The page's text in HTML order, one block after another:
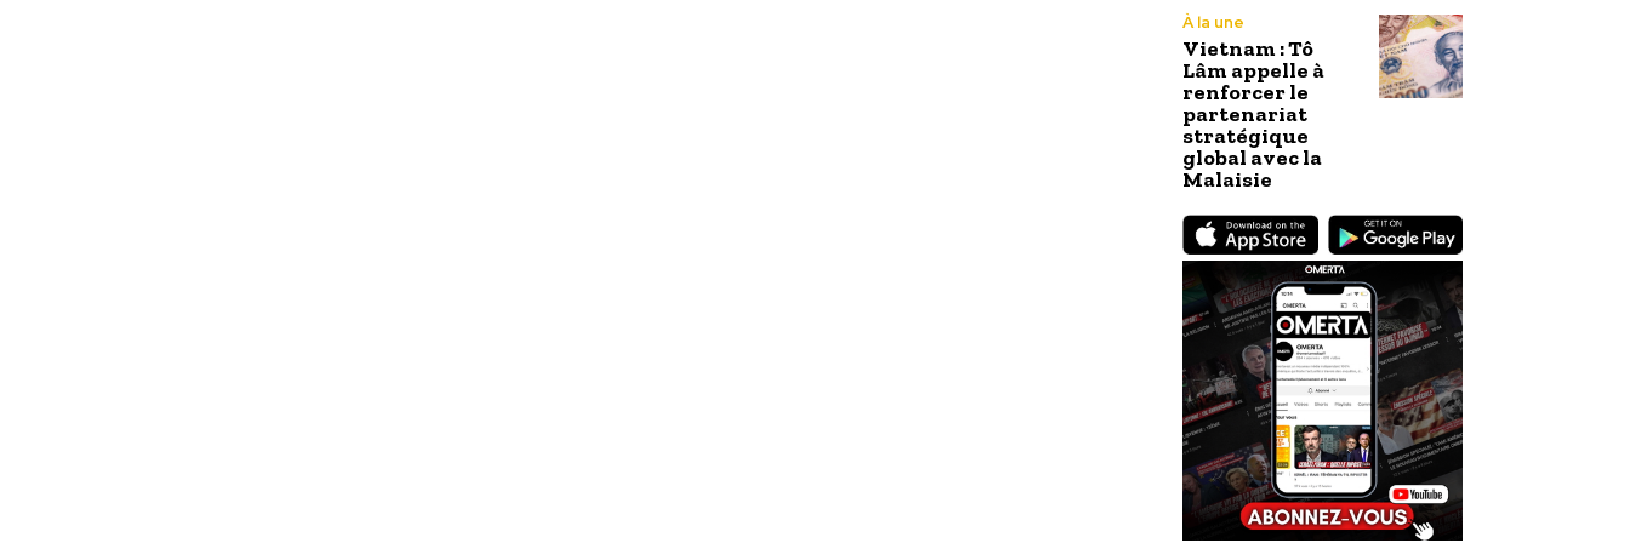
À la une
Vietnam : Tô
Lâm appelle à
renforcer le
partenariat
stratégique
global avec la
Malaisie